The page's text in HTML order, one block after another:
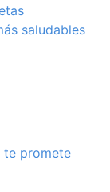
saludables
te promete